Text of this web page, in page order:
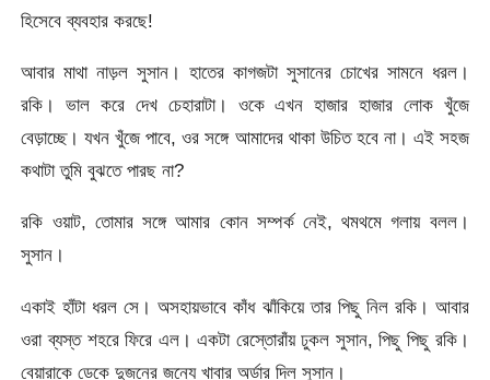
হিসেবে ব্যবহার করছে!
আবার মাথা নাড়ল সুসান। হাতের কাগজটা সুসানের চোখের সামনে ধরল।
রকি। ভাল করে দেখ চেহারাটা। ওকে এখন হাজার হাজার লোক খুঁজে
বেড়াচ্ছে। যখন খুঁজে পাবে, ওর সঙ্গে আমাদের থাকা উচিত হবে না। এই সহজ
কথাটা তুমি বুঝতে পারছ না?
রকি ওয়াট, তোমার সঙ্গে আমার কোন সম্পর্ক নেই, থমথমে গলায় বলল।
সুসান।
একাই হাঁটা ধরল সে। অসহায়ভাবে কাঁধ ঝাঁকিয়ে তার পিছু নিল রকি। আবার
ওরা ব্যস্ত শহরে ফিরে এল। একটা রেস্তোরাঁয় ঢুকল সুসান, পিছু পিছু রকি।
বেয়ারাকে ডেকে দুজনের জন্যে খাবার অর্ডার দিল সুসান।